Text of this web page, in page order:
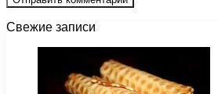
Свежие записи